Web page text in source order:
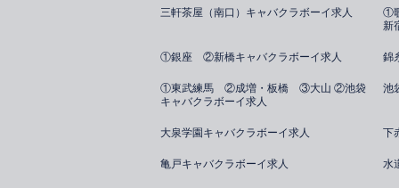
三軒茶屋（南口）キャバクラボーイ求人
①
新
①銀座 ②新橋キャバクラボーイ求人 錦
①東武練馬 ②成増・板橋 ③大山 ②池袋
キャバクラボーイ求人
池
大泉学園キャバクラボーイ求人 下
亀戸キャバクラボーイ求人 水